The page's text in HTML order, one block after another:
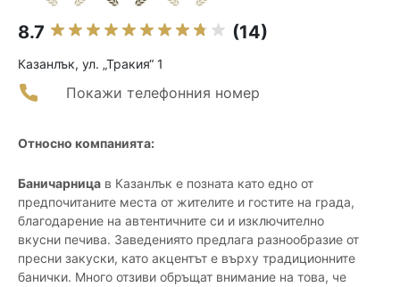
8.7 (14)
Казанлък, ул. „Тракия“ 1
Покажи телефонния номер
Относно компанията:
Баничарница в Казанлък е позната като едно от
предпочитаните места от жителите и гостите на града,
благодарение на автентичните си и изключително
вкусни печива. Заведениято предлага разнообразие от
пресни закуски, като акцентът е върху традиционните
банички. Много отзиви обръщат внимание на това, че